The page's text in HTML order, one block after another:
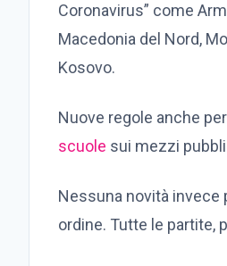
Coronavirus” come
Macedonia del Nord,
Kosovo.
Nuove regole anche
scuole sui mezzi
Nessuna novità invece
ordine. Tutte le partite,